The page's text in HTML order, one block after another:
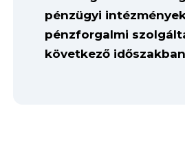
pénzügyi
pénzforgalmi
következő